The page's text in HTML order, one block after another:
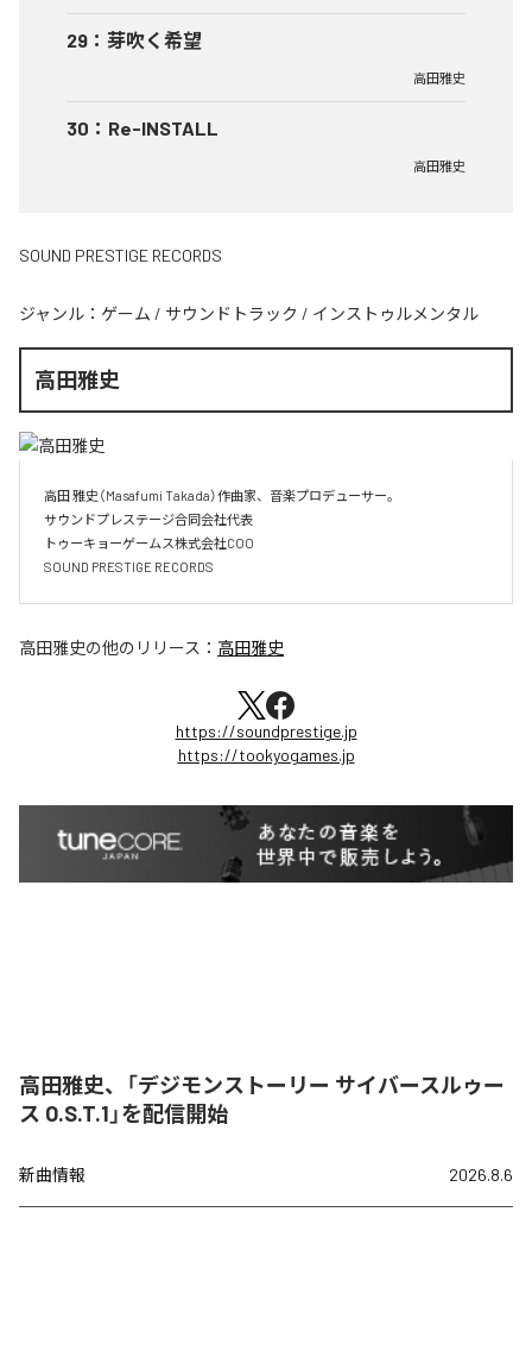
29 ： 芽吹く希望
高田雅史
30 ： Re-INSTALL
高田雅史
SOUND PRESTIGE RECORDS
ジャンル： ゲーム / サウンドトラック / インストゥルメンタル
高田雅史
高田 雅史（Masafumi Takada）作曲家、音楽プロデューサー。
サウンドプレステージ合同会社代表
トゥーキョーゲームス株式会社COO
SOUND PRESTIGE RECORDS
高田雅史の他のリリース： 高田雅史
https://soundprestige.jp
https://tookyogames.jp
高田雅史、「デジモンストーリー サイバースルゥー
ス O.S.T.1」を配信開始
新曲情報 2026.8.6